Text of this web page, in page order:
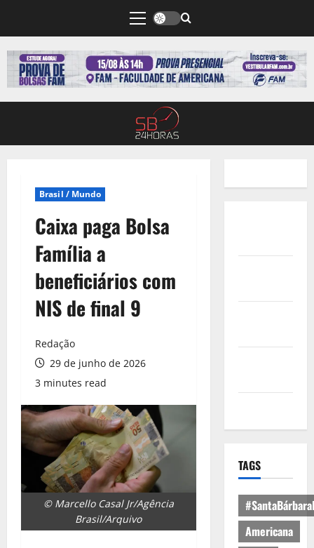
Brasil / Mundo
Caixa paga Bolsa
Família a
beneficiários com
NIS de final 9
Redação
29 de junho de 2026
3 minutes read
© Marcello Casal Jr/Agência
Brasil/Arquivo
TAGS
Americana